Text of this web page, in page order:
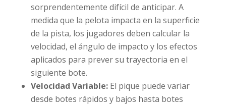
sorprendentemente difícil de anticipar. A
medida que la pelota impacta en la superficie
de la pista, los jugadores deben calcular la
velocidad, el ángulo de impacto y los efectos
aplicados para prever su trayectoria en el
siguiente bote.
Velocidad Variable:El pique puede variar
desde botes rápidos y bajos hasta botes